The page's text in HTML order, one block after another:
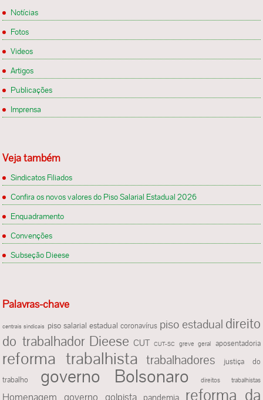
Notícias
Fotos
Videos
Artigos
Publicações
Imprensa
Veja também
Sindicatos Filiados
Confira os novos valores do Piso Salarial Estadual 2026
Enquadramento
Convenções
Subseção Dieese
Palavras-chave
centrais sindicais piso salarial estadual coronavírus piso estadual direito
do trabalhador Dieese CUT CUT-SC greve geral aposentadoria
reforma trabalhista trabalhadores
justiça do
trabalho
governo Bolsonaro direitos trabalhistas
Homenagem governo golpista pandemia reforma da